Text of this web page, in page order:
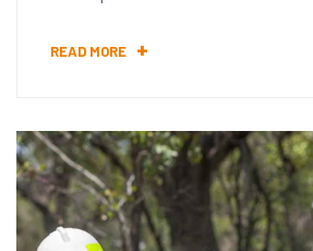
READ MORE